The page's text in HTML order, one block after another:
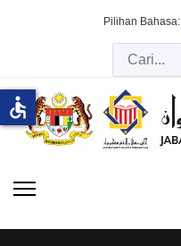
Pilihan Bahasa:
accessible